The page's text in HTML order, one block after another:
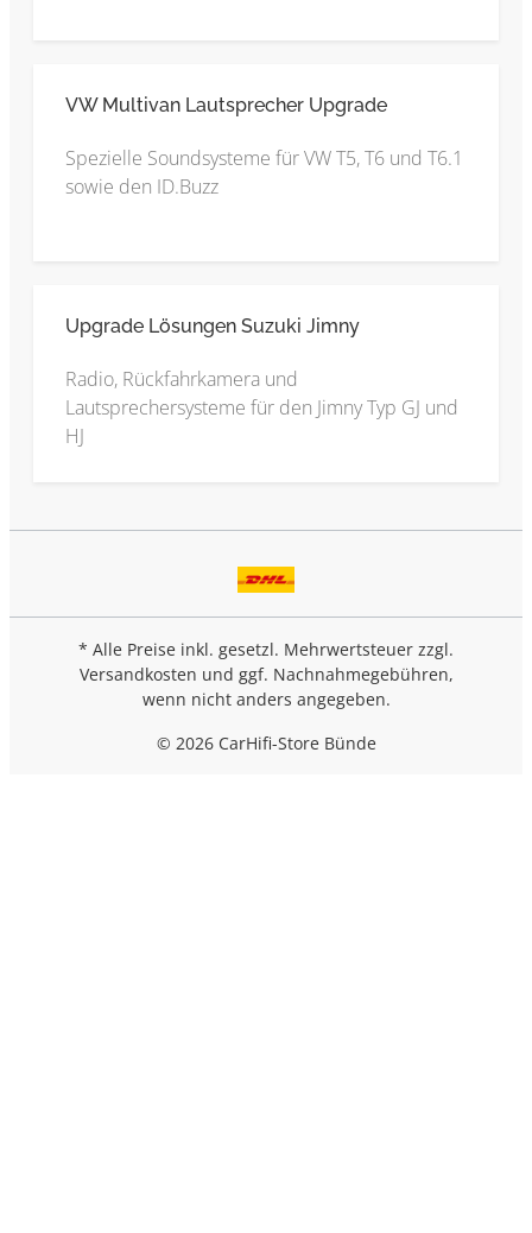
VW Multivan Lautsprecher Upgrade
Spezielle Soundsysteme für VW T5, T6 und T6.1
sowie den ID.Buzz
Upgrade Lösungen Suzuki Jimny
Radio, Rückfahrkamera und
Lautsprechersysteme für den Jimny Typ GJ und
HJ
* Alle Preise inkl. gesetzl. Mehrwertsteuer zzgl.
Versandkosten und ggf. Nachnahmegebühren,
wenn nicht anders angegeben.
© 2026 CarHifi-Store Bünde